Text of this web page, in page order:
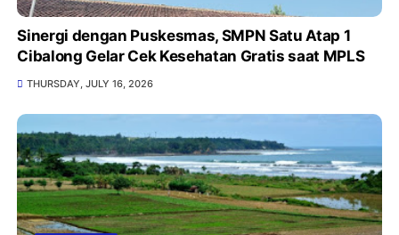
Sinergi dengan Puskesmas, SMPN Satu Atap 1
Cibalong Gelar Cek Kesehatan Gratis saat MPLS
THURSDAY, JULY 16, 2026